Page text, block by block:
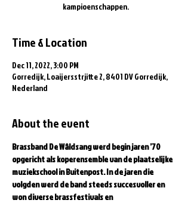
kampioenschappen.
Time & Location
Dec 11, 2022, 3:00 PM
Gorredijk, Loaijersstrjitte 2, 8401 DV Gorredijk,
Nederland
About the event
Brassband De Wâldsang werd begin jaren ’70
opgericht als koperensemble van de plaatselijke
muziekschool in Buitenpost. In de jaren die
volgden werd de band steeds succesvoller en
won diverse brassfestivals en